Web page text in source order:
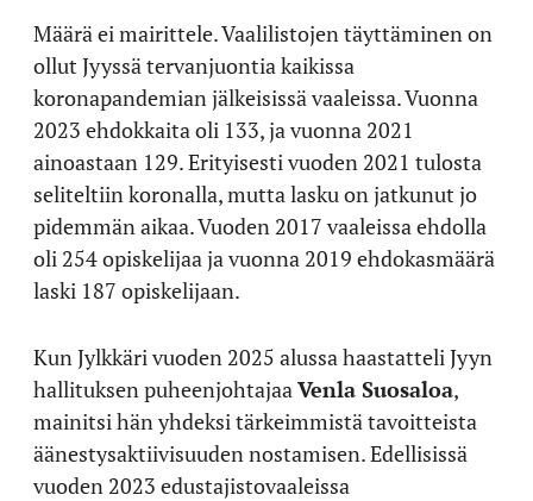
Määrä ei mairittele. Vaalilistojen täyttäminen on
ollut Jyyssä tervanjuontia kaikissa
koronapandemian jälkeisissä vaaleissa. Vuonna
2023 ehdokkaita oli 133, ja vuonna 2021
ainoastaan 129. Erityisesti vuoden 2021 tulosta
seliteltiin koronalla, mutta lasku on jatkunut jo
pidemmän aikaa. Vuoden 2017 vaaleissa ehdolla
oli 254 opiskelijaa ja vuonna 2019 ehdokasmäärä
laski 187 opiskelijaan.
Kun Jylkkäri vuoden 2025 alussa haastatteli Jyyn
hallituksen puheenjohtajaaVenla Suosaloa,
mainitsi hän yhdeksi tärkeimmistä tavoitteista
äänestysaktiivisuuden nostamisen. Edellisissä
vuoden 2023 edustajistovaaleissa